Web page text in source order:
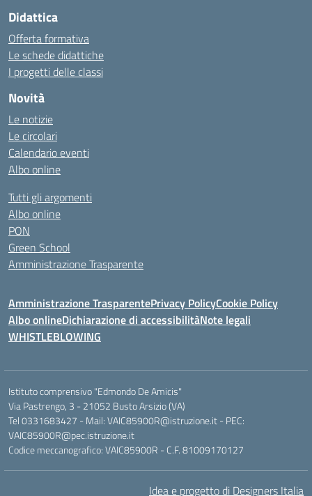
Didattica
Offerta formativa
Le schede didattiche
I progetti delle classi
Novità
Le notizie
Le circolari
Calendario eventi
Albo online
Tutti gli argomenti
Albo online
PON
Green School
Amministrazione Trasparente
Amministrazione TrasparentePrivacy PolicyCookie Policy
Albo onlineDichiarazione di accessibilitàNote legali
WHISTLEBLOWING
Istituto comprensivo "Edmondo De Amicis"
Via Pastrengo, 3 - 21052 Busto Arsizio (VA)
Tel 0331683427 - Mail: VAIC85900R@istruzione.it - PEC:
VAIC85900R@pec.istruzione.it
Codice meccanografico: VAIC85900R - C.F. 81009170127
Idea e progetto di Designers Italia